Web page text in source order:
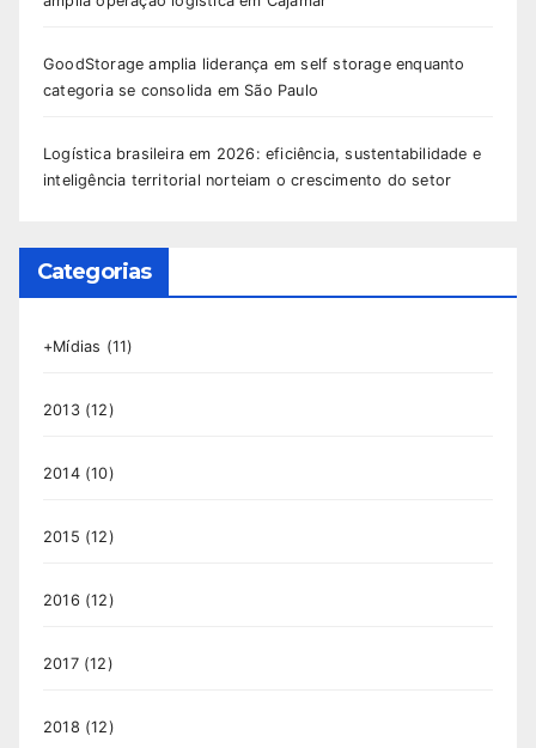
GoodStorage amplia liderança em self storage enquanto
categoria se consolida em São Paulo
Logística brasileira em 2026: eficiência, sustentabilidade e
inteligência territorial norteiam o crescimento do setor
Categorias
+Mídias (11)
2013(12)
2014(10)
2015 (12)
2016 (12)
2017(12)
2018 (12)